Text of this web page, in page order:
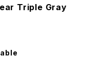
ear Triple Gray